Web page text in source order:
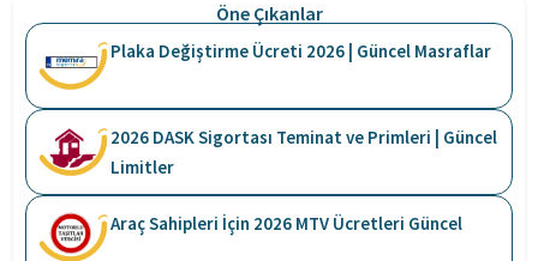
Öne Çıkanlar
Plaka Değiştirme Ücreti 2026 | Güncel Masraflar
2026 DASK Sigortası Teminat ve Primleri | Güncel
Limitler
Araç Sahipleri İçin 2026 MTV Ücretleri Güncel